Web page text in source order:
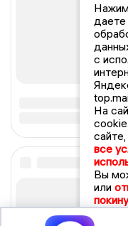
даете
с
На
все
Вы
или